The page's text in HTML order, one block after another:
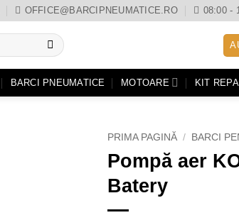
OFFICE@BARCIPNEUMATICE.RO 08:00 -
BARCI PNEUMATICE MOTOARE KIT
PRIMA PAGINĂ / BARCI
Pompă aer
Batery